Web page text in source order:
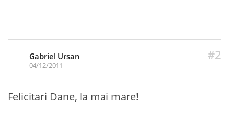
#2
Gabriel Ursan
04/12/2011
Felicitari Dane, la mai mare!